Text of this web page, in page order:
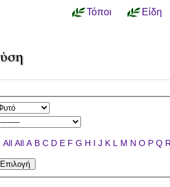
Τόποι Είδη
All All A B C D E F G H I J K L M N O P Q R